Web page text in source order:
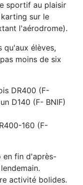
sportif au plaisir
sur le
l'aérodrome).
élèves,
moins de six
DR400 (F-
D140 (F- BNIF)
160 (F-
en fin d'après-
lendemain.
activité bolides.